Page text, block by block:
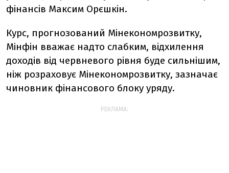
фінансів Максим Орєшкін.
Курс, прогнозований Мінекономрозвитку,
Мінфін вважає надто слабким, відхилення
доходів від червневого рівня буде сильнішим,
ніж розраховує Мінекономрозвитку, зазначає
чиновник фінансового блоку уряду.
РЕКЛАМА: